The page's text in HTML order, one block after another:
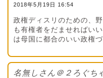
2018年5月19日 16:54
政権ディスリのための、
も有権者をだませればい
は母国に都合のいい政権
名無しさん＠２ろぐち